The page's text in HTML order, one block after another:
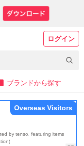
ログイン
ブランドから探す
by tenso, featuring items
Overseas Visitors